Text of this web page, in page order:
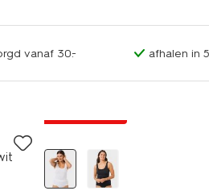
vanaf 30.- afhalen in